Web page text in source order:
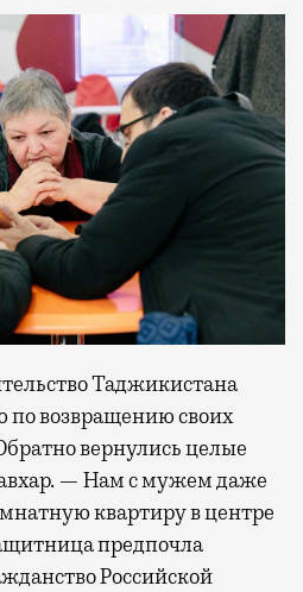
Таджикистана
по возвращению своих
вернулись целые
— Нам с мужем даже
квартиру в центре
предпочла
Российской